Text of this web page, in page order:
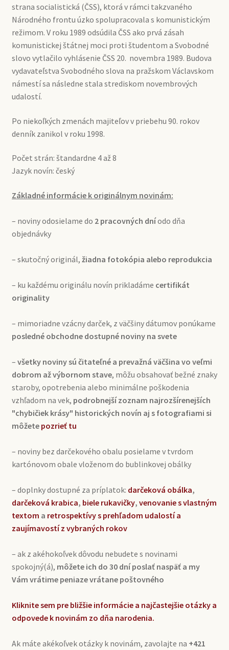
strana socialistická (ČSS), ktorá v rámci takzvaného
Národného frontu úzko spolupracovala s komunistickým
režimom. V roku 1989 odsúdila ČSS ako prvá zásah
komunistickej štátnej moci proti študentom a Svobodné
slovo vytlačilo vyhlásenie ČSS 20. novembra 1989. Budova
vydavateľstva Svobodného slova na pražskom Václavskom
námestí sa následne stala strediskom novembrových
udalostí.
Po niekoľkých zmenách majiteľov v priebehu 90. rokov
denník zanikol v roku 1998.
Počet strán: štandardne 4 až 8
Jazyk novín: český
Základné informácie k originálnym novinám:
– noviny odosielame do 2 pracovných dníodo dňa
objednávky
– skutočný originál, žiadna fotokópia alebo reprodukcia
– ku každému originálu novín prikladáme certifikát
originality
– mimoriadne vzácny darček, z väčšiny dátumov ponúkame
posledné obchodne dostupné noviny na svete
– všetky noviny sú čitateľné a prevažná väčšina vo veľmi
dobrom až výbornom stave, môžu obsahovať bežné znaky
staroby, opotrebenia alebo minimálne poškodenia
vzhľadom na vek, podrobnejší zoznam najrozšírenejších
"chybičiek krásy" historických novín aj s fotografiami si
môžete pozrieť tu
– noviny bez darčekového obalu posielame v tvrdom
kartónovom obale vloženom do bublinkovej obálky
– doplnky dostupné za príplatok: darčeková obálka,
darčeková krabica, biele rukavičky, venovanie s vlastným
textom a retrospektívy s prehľadom udalostí a
zaujímavostí z vybraných rokov
– ak z akéhokoľvek dôvodu nebudete s novinami
spokojný(á), môžete ich do 30 dní poslať naspäť a my
Vám vrátime peniaze vrátane poštovného
Kliknite sem pre bližšie informácie a najčastejšie otázky a
odpovede k novinám zo dňa narodenia.
Ak máte akékoľvek otázky k novinám, zavolajte na +421